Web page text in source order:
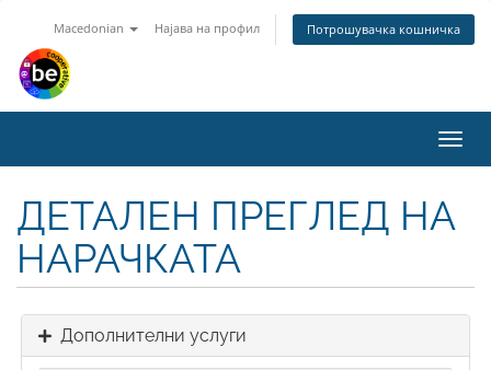
Macedonian Најава на профил Потрошувачка кошничка
ДЕТАЛЕН ПРЕГЛЕД НА
НАРАЧКАТА
Дополнителни услуги